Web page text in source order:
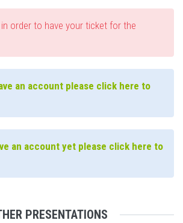
order to have your ticket for the
an account please click here to
an account yet please click here to
PRESENTATIONS